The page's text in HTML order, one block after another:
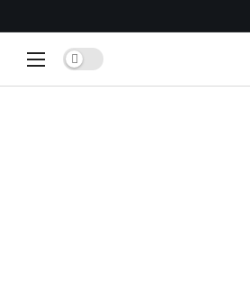
Dark mode
Home
Popüler